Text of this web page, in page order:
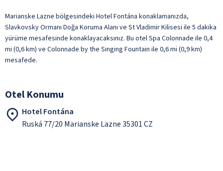
Marianske Lazne bölgesindeki Hotel Fontána konaklamanızda,
Slavkovsky Ormanı Doğa Koruma Alanı ve St Vladimir Kilisesi ile 5 dakika
yürüme mesafesinde konaklayacaksınız. Bu otel Spa Colonnade ile 0,4
mi (0,6 km) ve Colonnade by the Singing Fountain ile 0,6 mi (0,9 km)
mesafede.
Otel Konumu
Hotel Fontána
Ruská 77/20 Marianske Lazne 35301 CZ